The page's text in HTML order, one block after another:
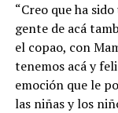
“Creo que ha
gente de acá
el copao, con
tenemos acá y
emoción que le
las niñas y los